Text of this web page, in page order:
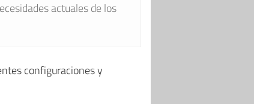
actuales de los
configuraciones y